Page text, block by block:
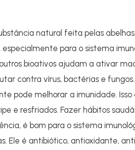
natural feita pelas
especialmente para o sistema
bioativos ajudam a ativar
contra vírus, bactérias e
pode melhorar a imunidade.
e resfriados. Fazer hábitos
é bom para o sistema
Ele é antibiótico, antioxidante,